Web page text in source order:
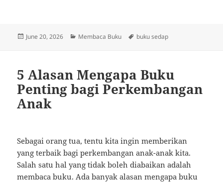
Posted
June 20, 2026 Categories
Membaca Buku Tags
buku sedap
5 Alasan Mengapa Buku
Penting bagi Perkembangan
Anak
Sebagai orang tua, tentu kita ingin memberikan
yang terbaik bagi perkembangan anak-anak kita.
Salah satu hal yang tidak boleh diabaikan adalah
membaca buku. Ada banyak alasan mengapa buku